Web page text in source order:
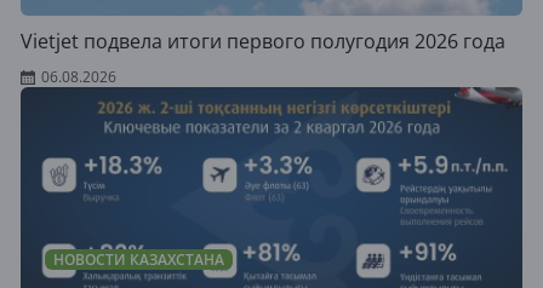
Vietjet подвела итоги первого полугодия 2026 года
06.08.2026
НОВОСТИ КАЗАХСТАНА